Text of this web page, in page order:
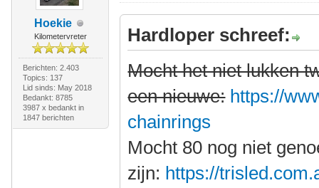
Hoekie
Kilometervreter
Berichten: 2.403
Topics: 137
Lid sinds: May 2018
Bedankt: 8785
3987 x bedankt in
1847 berichten
Hardloper schreef:
Mocht het niet lukken
een nieuwe: https://
chainrings
Mocht 80 nog niet
zijn: https://